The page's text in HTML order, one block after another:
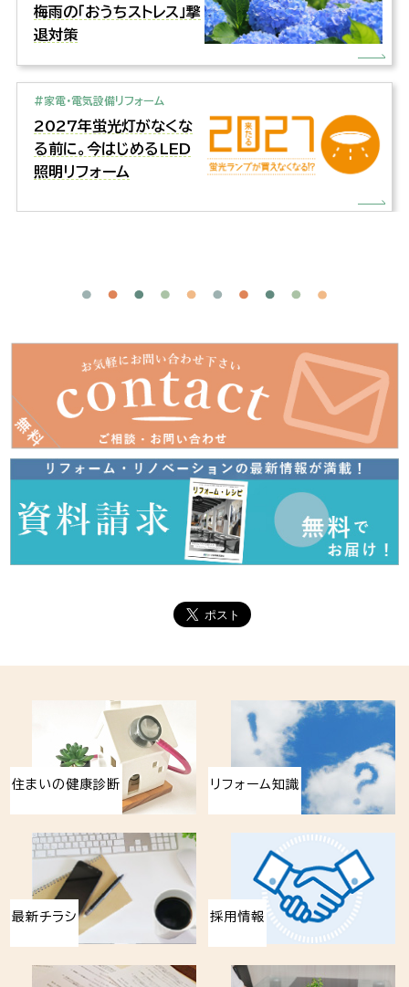
梅雨の「おうちストレス」撃
退対策
#家電・電気設備リフォーム
2027年蛍光灯がなくな
る前に。今はじめるLED
照明リフォーム
住まいの健康診断 リフォーム知識
最新チラシ 採用情報